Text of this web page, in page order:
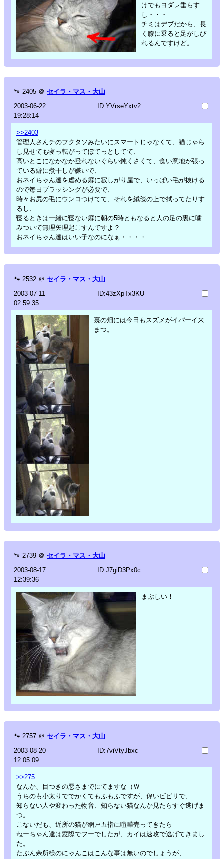
けでもヨダレ垂らす
し・・・
チミはデブだから、長
く膝に乗ると足がしび
れるんですけど。
🐾 2405 ＠ セイラ・マス・大山
2003-06-22
19:28:14
ID:YVrseYxtv2
>>2403
管理人さんチのフクタソみたいにスマートじゃなくて、猫じゃら
し見せても寝っ転がってぼてっとしてて、
高いとこになかなか登れないぐらい鈍くさくて、食い意地が張っ
ている癖に煮干しが嫌いで、
おネイちゃん達を虐める癖に寂しがり屋で、いっぱい毛が抜ける
ので毎日ブラッシングが必要で、
時々お尻の毛にウンコつけてて、それを絨毯の上で拭ってたりす
るし、
寝るときは一緒に寝ない癖に朝の5時ともなると人の足の裏に噛
みついて無理矢理起こすんですよ？
おネイちゃん達はいい子なのになぁ・・・・
🐾 2532 ＠ セイラ・マス・大山
2003-07-11
02:59:35
ID:43zXpTx3KU
裏の畑には今日もスズメがイパーイ来
まつ。
🐾 2739 ＠ セイラ・マス・大山
2003-08-17
12:39:36
ID:J7giD3Px0c
まぶしい！
🐾 2757 ＠ セイラ・マス・大山
2003-08-20
12:05:09
ID:7viVtyJbxc
>>275
なんか、目つきの悪さまでにてますな（Ｗ
うちのも小太りででかくてもふもふですが、偉いビビリで、
知らない人や変わった物音、知らない猫なんか見たらすぐ逃げま
つ。
こないだも、近所の猫が網戸五指に喧嘩売ってきたら
ねーちゃん達は窓際でフーでしたが、カイは速攻で逃げてきまし
た。
たぶん余所様のにゃんこはこんな事は無いのでしょうが、